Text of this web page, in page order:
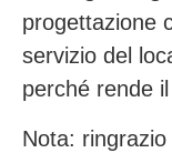
progettazione
servizio del
perché rende
Nota: ringrazio